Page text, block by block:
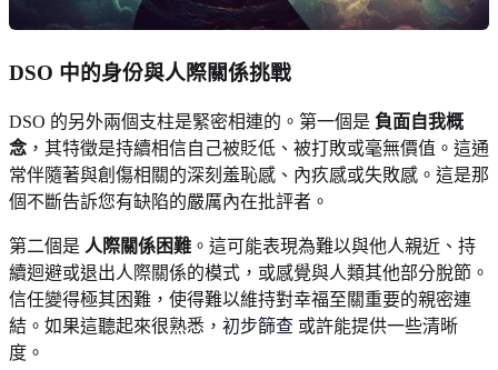
DSO 中的身份與人際關係挑戰
DSO 的另外兩個支柱是緊密相連的。第一個是 負面自我概
念 ，其特徵是持續相信自己被貶低、被打敗或毫無價值。這通
常伴隨著與創傷相關的深刻羞恥感、內疚感或失敗感。這是那
個不斷告訴您有缺陷的嚴厲內在批評者。
第二個是 人際關係困難 。這可能表現為難以與他人親近、持
續迴避或退出人際關係的模式，或感覺與人類其他部分脫節。
信任變得極其困難，使得難以維持對幸福至關重要的親密連
結。如果這聽起來很熟悉， 初步篩查 或許能提供一些清晰
度。